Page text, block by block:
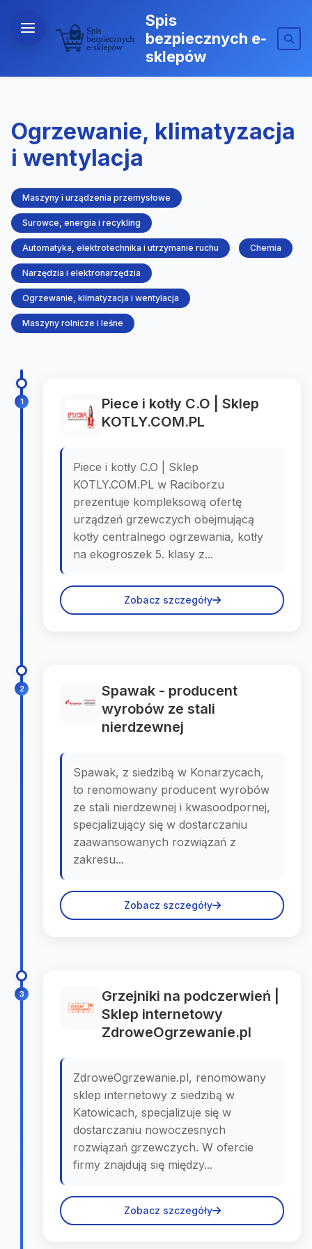
Spis
bezpiecznych e-
sklepów
Ogrzewanie, klimatyzacja
i wentylacja
Maszyny i urządzenia przemysłowe
Surowce, energia i recykling
Automatyka, elektrotechnika i utrzymanie ruchu Chemia
Narzędzia i elektronarzędzia
Ogrzewanie, klimatyzacja i wentylacja
Maszyny rolnicze i leśne
1
Piece i kotły C.O | Sklep
KOTLY.COM.PL
Piece i kotły C.O | Sklep
KOTLY.COM.PL w Raciborzu
prezentuje kompleksową ofertę
urządzeń grzewczych obejmującą
kotły centralnego ogrzewania, kotły
na ekogroszek 5. klasy z...
Zobacz szczegóły
2
Spawak - producent
wyrobów ze stali
nierdzewnej
Spawak, z siedzibą w Konarzycach,
to renomowany producent wyrobów
ze stali nierdzewnej i kwasoodpornej,
specjalizujący się w dostarczaniu
zaawansowanych rozwiązań z
zakresu...
Zobacz szczegóły
3
Grzejniki na podczerwień |
Sklep internetowy
ZdroweOgrzewanie.pl
ZdroweOgrzewanie.pl, renomowany
sklep internetowy z siedzibą w
Katowicach, specjalizuje się w
dostarczaniu nowoczesnych
rozwiązań grzewczych. W ofercie
firmy znajdują się między...
Zobacz szczegóły